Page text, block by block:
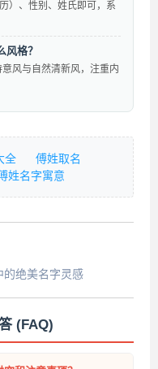
）、性别、姓氏即可，系
风格？
风与自然清新风，注重内
全
傅姓取名
姓名字寓意
的绝美名字灵感
(FAQ)